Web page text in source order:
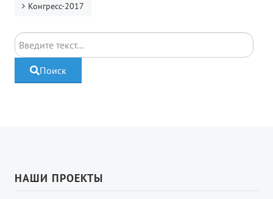
Конгресс-2017
Поиск
Поиск
НАШИ ПРОЕКТЫ